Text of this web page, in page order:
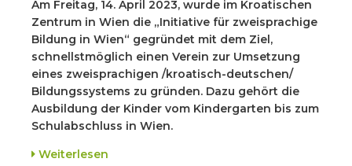
Am Freitag, 14. April 2023, wurde im Kroatischen
Zentrum in Wien die „Initiative für zweisprachige
Bildung in Wien“ gegründet mit dem Ziel,
schnellstmöglich einen Verein zur Umsetzung
eines zweisprachigen /kroatisch-deutschen/
Bildungssystems zu gründen. Dazu gehört die
Ausbildung der Kinder vom Kindergarten bis zum
Schulabschluss in Wien.
Weiterlesen